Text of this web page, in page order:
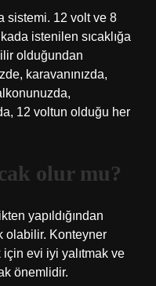
sistemi. 12 volt ve 8
istenilen sıcaklığa
olduğundan
karavanınızda,
12 voltun olduğu her
olur mu?
yapıldığından
olabilir. Konteyner
için evi iyi yalıtmak ve
önemlidir.